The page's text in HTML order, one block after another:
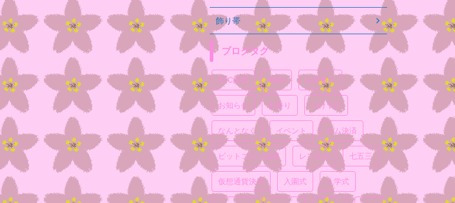
飾り帯
ブログタグ
BTC決済 NEM お宮参り
お知らせ お祭り つけ下げ
なんとなく イベント ネム決済
ビットコイン決済 レンタル 七五三
仮想通貨決済 入園式 入学式